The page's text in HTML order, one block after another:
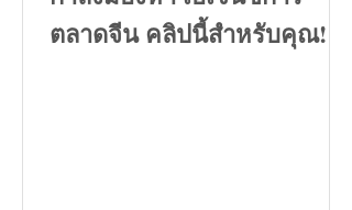
ตลาดจีน คลิปนี้สำหรับคุณ!